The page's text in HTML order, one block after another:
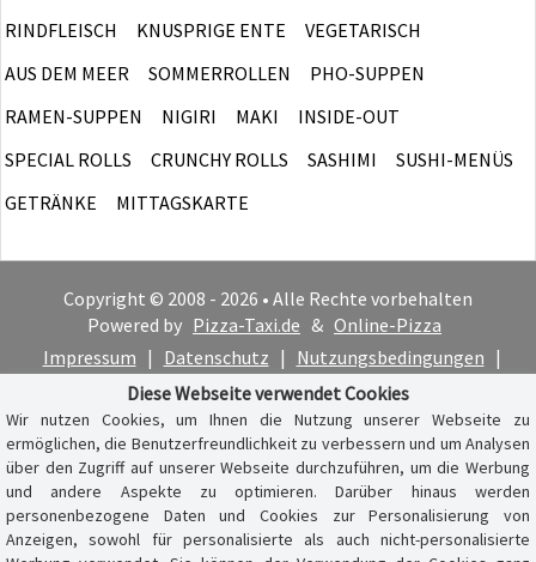
RINDFLEISCH
KNUSPRIGE ENTE
VEGETARISCH
AUS DEM MEER
SOMMERROLLEN
PHO-SUPPEN
RAMEN-SUPPEN
NIGIRI MAKI
INSIDE-OUT
SPECIAL ROLLS
CRUNCHY ROLLS SASHIMI
SUSHI-MENÜS
GETRÄNKE
MITTAGSKARTE
Copyright © 2008 - 2026 • Alle Rechte vorbehalten
Powered by Pizza-Taxi.de & Online-Pizza
Impressum | Datenschutz | Nutzungsbedingungen |
Cookie-Hinweis
Diese Webseite verwendet Cookies
Wir nutzen Cookies, um Ihnen die Nutzung unserer Webseite zu
ermöglichen, die Benutzerfreundlichkeit zu verbessern und um Analysen
über den Zugriff auf unserer Webseite durchzuführen, um die Werbung
und andere Aspekte zu optimieren. Darüber hinaus werden
personenbezogene Daten und Cookies zur Personalisierung von
Anzeigen, sowohl für personalisierte als auch nicht-personalisierte